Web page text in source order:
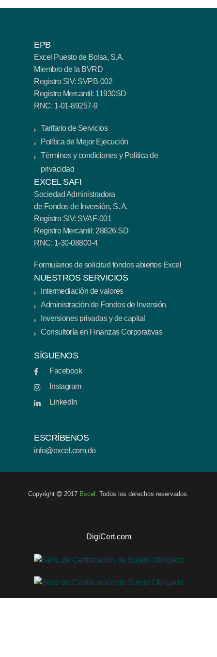
EPB
Excel Puesto de Bolsa, S.A.
Miembro de la BVRD
Registro SIV: SVPB-002
Registro Mercantil: 11930SD
RNC: 1-01-89257-9
Tarifario de Servicios
Política de Mejor Ejecución
Términos y condiciones y Política de
privacidad
EXCEL SAFI
Sociedad Administradora
de Fondos de Inversión, S. A.
Registro SIV: SVAF-001
Registro Mercantil: 28826 SD
RNC: 1-30-08800-4
Formularios de solicitud fondos abiertos Excel
NUESTROS SERVICIOS
Intermediación de valores
Administración de Fondos de Inversión
Inversiones privadas y de capital
Consultoría en Finanzas Corporativas
SÍGUENOS
Facebook
Instagram
LinkedIn
ESCRÍBENOS
info@excel.com.do
Copyright 2017 Excel. Todos los derechos reservados.
DigiCert.com